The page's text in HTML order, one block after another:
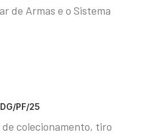
de Armas e o Sistema
PF/25
colecionamento, tiro